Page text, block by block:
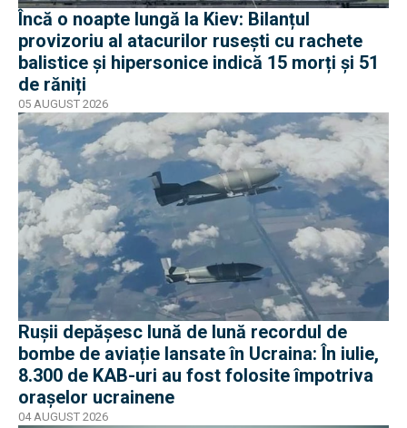
Încă o noapte lungă la Kiev: Bilanțul
provizoriu al atacurilor rusești cu rachete
balistice și hipersonice indică 15 morți și 51
de răniți
05 AUGUST 2026
Rușii depășesc lună de lună recordul de
bombe de aviație lansate în Ucraina: În iulie,
8.300 de KAB-uri au fost folosite împotriva
orașelor ucrainene
04 AUGUST 2026